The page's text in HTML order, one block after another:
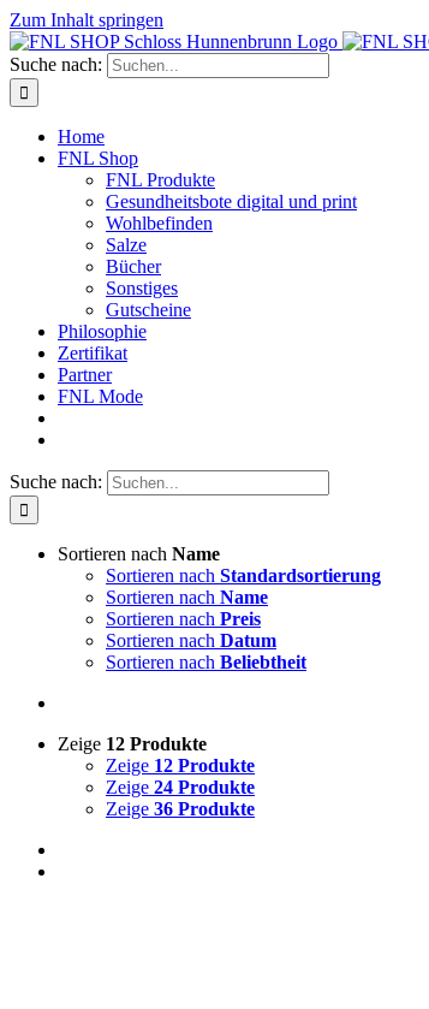
Zum Inhalt springen
Suche nach:
Home
FNL Shop
FNL Produkte
Gesundheitsbote digital und print
Wohlbefinden
Salze
Bücher
Sonstiges
Gutscheine
Philosophie
Zertifikat
Partner
FNL Mode
Suche nach:
Sortieren nach Name
Sortieren nach Standardsortierung
Sortieren nach Name
Sortieren nach Preis
Sortieren nach Datum
Sortieren nach Beliebtheit
Zeige 12 Produkte
Zeige 12 Produkte
Zeige 24 Produkte
Zeige 36 Produkte